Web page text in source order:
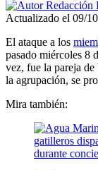
Actualizado el 09/
El ataque a los
pasado miércoles 8
vez, fue la pareja de
la agrupación, se
Mira también: